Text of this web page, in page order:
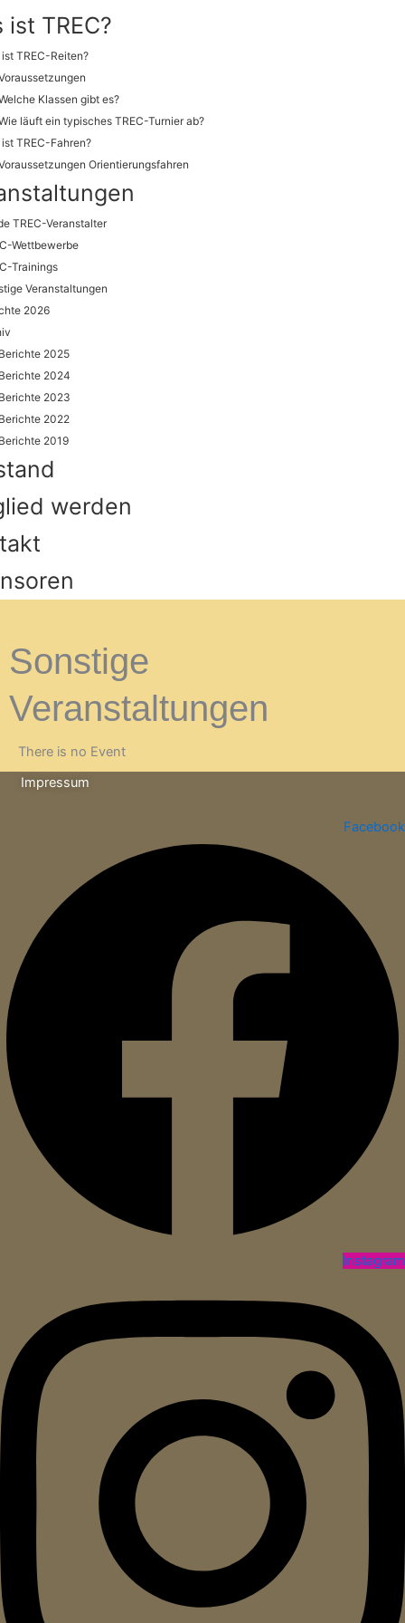
ist TREC?
ist TREC-Reiten?
Klassen gibt es?
läuft ein typisches TREC-Turnier ab?
ist TREC-Fahren?
Orientierungsfahren
TREC-Veranstalter
Wettbewerbe
Trainings
Veranstaltungen
2026
2025
2024
2023
2022
2019
werden
Sonstige
Veranstaltungen
There is no Event
Impressum
Facebook
Instagram